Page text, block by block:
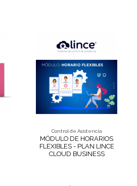
Control de Asistencia
MÓDULO DE HORARIOS
FLEXIBLES - PLAN LINCE
CLOUD BUSINESS